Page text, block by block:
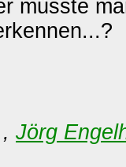
müsste
Jörg